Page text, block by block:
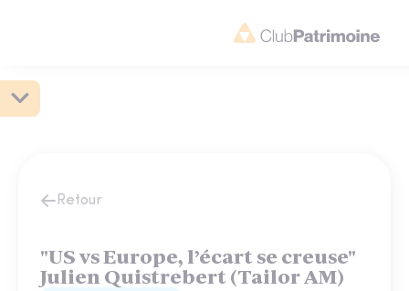
Retour
"US vs Europe, l’écart se creuse"
Julien Quistrebert (Tailor AM)